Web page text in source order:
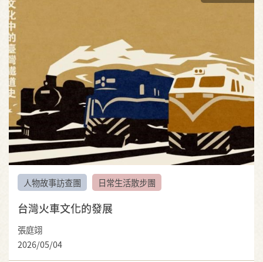
人物故事訪查團 日常生活散步團
台灣火車文化的發展
張庭翊
2026/05/04